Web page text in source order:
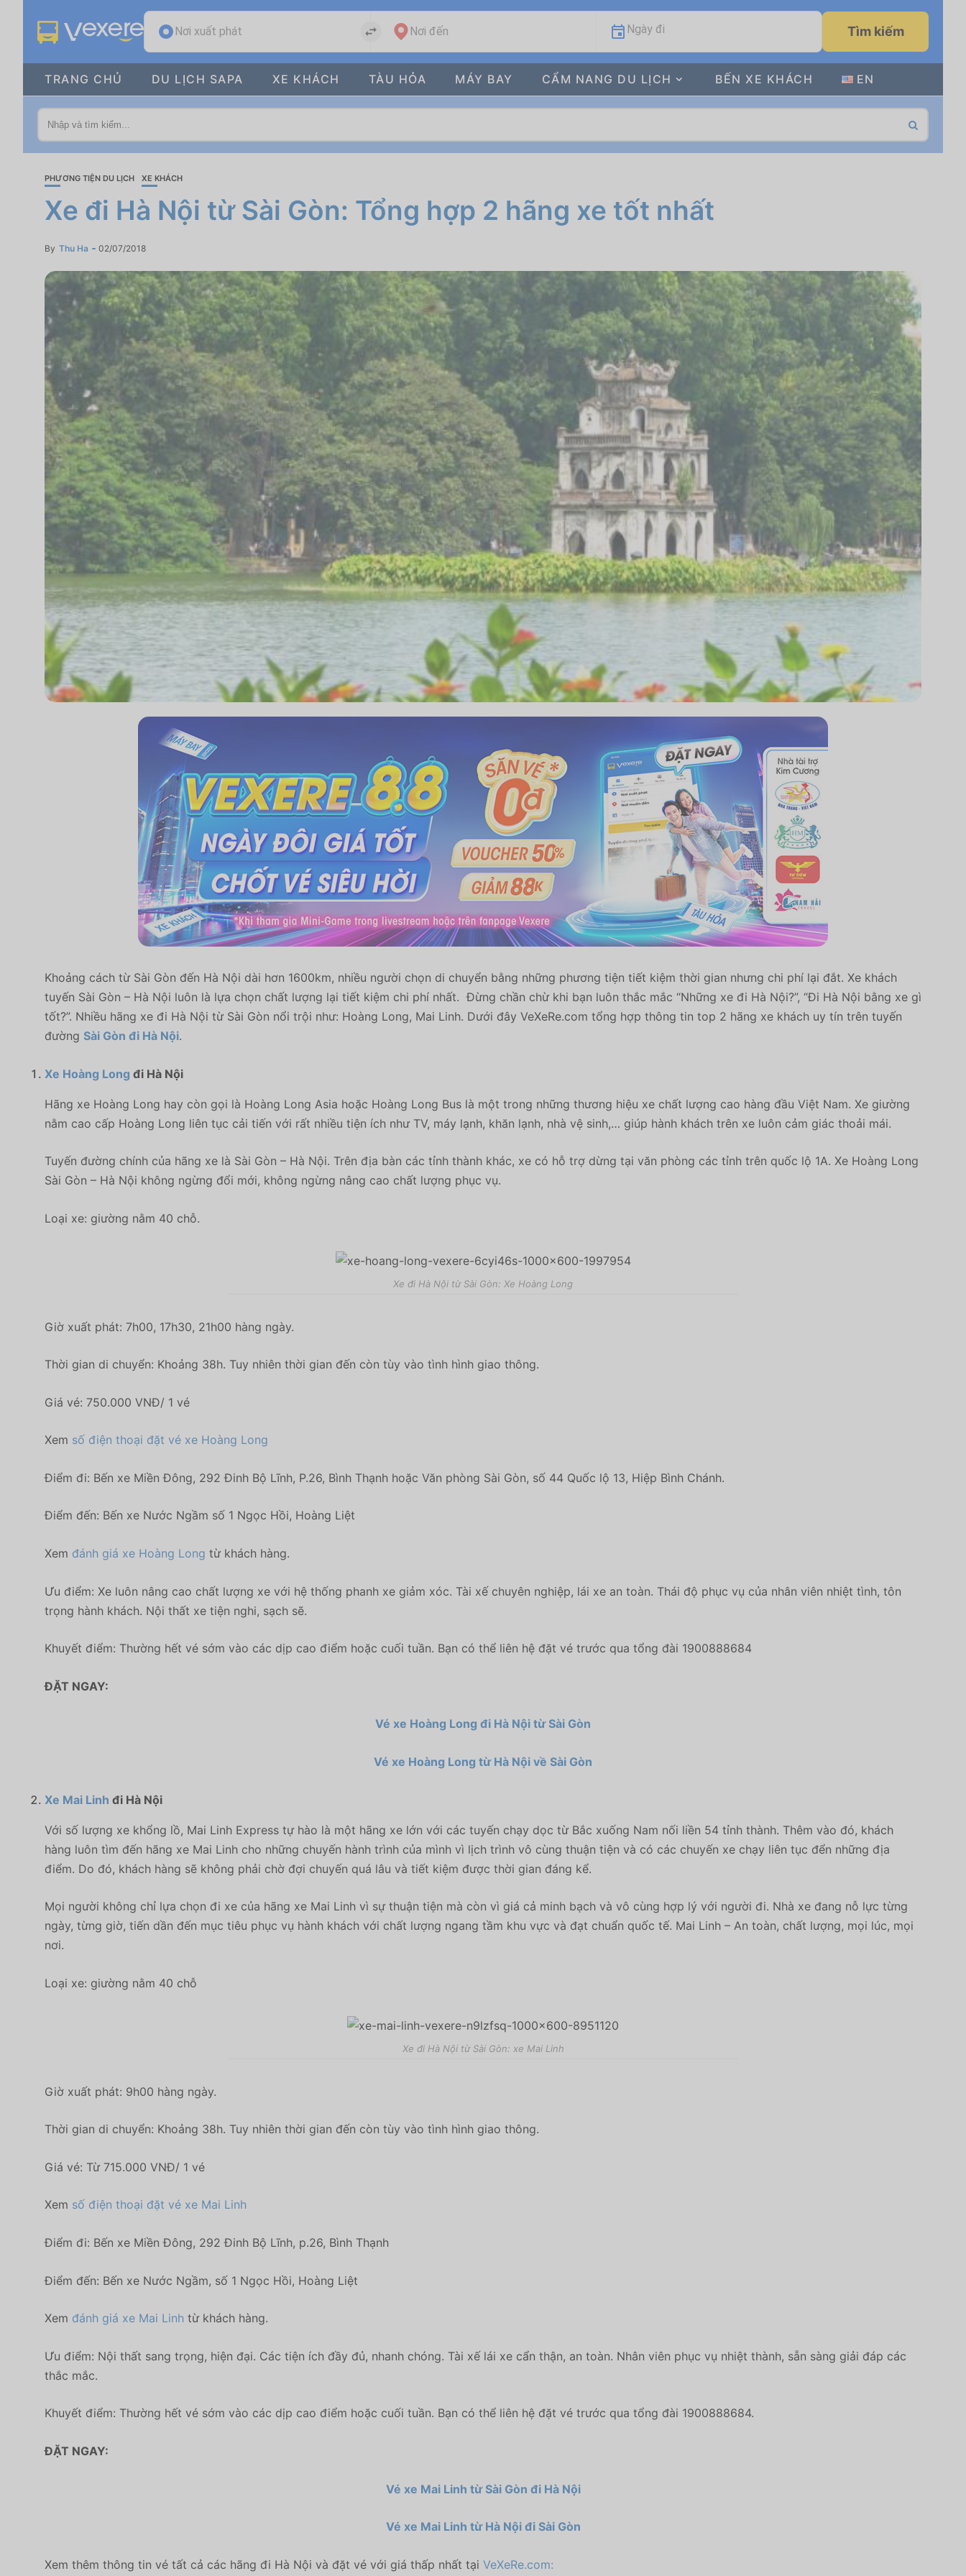
Nơi xuất phát Nơi đến Ngày đi Tìm kiếm
TRANG CHỦ DU LỊCH SAPA XE KHÁCH TÀU HỎA MÁY BAY CẨM NANG DU LỊCH BẾN XE KHÁCH EN
PHƯƠNG TIỆN DU LỊCH XE KHÁCH
Xe đi Hà Nội từ Sài Gòn: Tổng hợp 2 hãng xe tốt nhất
By Thu Ha 02/07/2018
Khoảng cách từ Sài Gòn đến Hà Nội dài hơn 1600km, nhiều người chọn di chuyển bằng những phương tiện tiết kiệm thời gian nhưng chi phí lại đắt. Xe khách
tuyến Sài Gòn – Hà Nội luôn là lựa chọn chất lượng lại tiết kiệm chi phí nhất. Đừng chần chừ khi bạn luôn thắc mắc “Những xe đi Hà Nội?”, “Đi Hà Nội bằng xe gì
tốt?”. Nhiều hãng xe đi Hà Nội từ Sài Gòn nổi trội như: Hoàng Long, Mai Linh. Dưới đây VeXeRe.com tổng hợp thông tin top 2 hãng xe khách uy tín trên tuyến
đường Sài Gòn đi Hà Nội.
Xe Hoàng Long đi Hà Nội
Hãng xe Hoàng Long hay còn gọi là Hoàng Long Asia hoặc Hoàng Long Bus là một trong những thương hiệu xe chất lượng cao hàng đầu Việt Nam. Xe giường
nằm cao cấp Hoàng Long liên tục cải tiến với rất nhiều tiện ích như TV, máy lạnh, khăn lạnh, nhà vệ sinh,… giúp hành khách trên xe luôn cảm giác thoải mái.
Tuyến đường chính của hãng xe là Sài Gòn – Hà Nội. Trên địa bàn các tỉnh thành khác, xe có hỗ trợ dừng tại văn phòng các tỉnh trên quốc lộ 1A. Xe Hoàng Long
Sài Gòn – Hà Nội không ngừng đổi mới, không ngừng nâng cao chất lượng phục vụ.
Loại xe: giường nằm 40 chỗ.
Xe đi Hà Nội từ Sài Gòn: Xe Hoàng Long
Giờ xuất phát: 7h00, 17h30, 21h00 hàng ngày.
Thời gian di chuyển: Khoảng 38h. Tuy nhiên thời gian đến còn tùy vào tình hình giao thông.
Giá vé: 750.000 VNĐ/ 1 vé
Xem số điện thoại đặt vé xe Hoàng Long
Điểm đi: Bến xe Miền Đông, 292 Đinh Bộ Lĩnh, P.26, Bình Thạnh hoặc Văn phòng Sài Gòn, số 44 Quốc lộ 13, Hiệp Bình Chánh.
Điểm đến: Bến xe Nước Ngầm số 1 Ngọc Hồi, Hoàng Liệt
Xem đánh giá xe Hoàng Long từ khách hàng.
Ưu điểm: Xe luôn nâng cao chất lượng xe với hệ thống phanh xe giảm xóc. Tài xế chuyên nghiệp, lái xe an toàn. Thái độ phục vụ của nhân viên nhiệt tình, tôn
trọng hành khách. Nội thất xe tiện nghi, sạch sẽ.
Khuyết điểm: Thường hết vé sớm vào các dịp cao điểm hoặc cuối tuần. Bạn có thể liên hệ đặt vé trước qua tổng đài 1900888684
ĐẶT NGAY:
Vé xe Hoàng Long đi Hà Nội từ Sài Gòn
Vé xe Hoàng Long từ Hà Nội về Sài Gòn
Xe Mai Linh đi Hà Nội
Với số lượng xe khổng lồ, Mai Linh Express tự hào là một hãng xe lớn với các tuyến chạy dọc từ Bắc xuống Nam nối liền 54 tỉnh thành. Thêm vào đó, khách
hàng luôn tìm đến hãng xe Mai Linh cho những chuyến hành trình của mình vì lịch trình vô cùng thuận tiện và có các chuyến xe chạy liên tục đển những địa
điểm. Do đó, khách hàng sẽ không phải chờ đợi chuyến quá lâu và tiết kiệm được thời gian đáng kể.
Mọi người không chỉ lựa chọn đi xe của hãng xe Mai Linh vì sự thuận tiện mà còn vì giá cả minh bạch và vô cùng hợp lý với người đi. Nhà xe đang nỗ lực từng
ngày, từng giờ, tiến dần đến mục tiêu phục vụ hành khách với chất lượng ngang tầm khu vực và đạt chuẩn quốc tế. Mai Linh – An toàn, chất lượng, mọi lúc, mọi
nơi.
Loại xe: giường nằm 40 chỗ
Xe đi Hà Nội từ Sài Gòn: xe Mai Linh
Giờ xuất phát: 9h00 hàng ngày.
Thời gian di chuyển: Khoảng 38h. Tuy nhiên thời gian đến còn tùy vào tình hình giao thông.
Giá vé: Từ 715.000 VNĐ/ 1 vé
Xem số điện thoại đặt vé xe Mai Linh
Điểm đi: Bến xe Miền Đông, 292 Đinh Bộ Lĩnh, p.26, Bình Thạnh
Điểm đến: Bến xe Nước Ngầm, số 1 Ngọc Hồi, Hoàng Liệt
Xem đánh giá xe Mai Linh từ khách hàng.
Ưu điểm: Nội thất sang trọng, hiện đại. Các tiện ích đầy đủ, nhanh chóng. Tài xế lái xe cẩn thận, an toàn. Nhân viên phục vụ nhiệt thành, sẵn sàng giải đáp các
thắc mắc.
Khuyết điểm: Thường hết vé sớm vào các dịp cao điểm hoặc cuối tuần. Bạn có thể liên hệ đặt vé trước qua tổng đài 1900888684.
ĐẶT NGAY:
Vé xe Mai Linh từ Sài Gòn đi Hà Nội
Vé xe Mai Linh từ Hà Nội đi Sài Gòn
Xem thêm thông tin vé tất cả các hãng đi Hà Nội và đặt vé với giá thấp nhất tại VeXeRe.com: